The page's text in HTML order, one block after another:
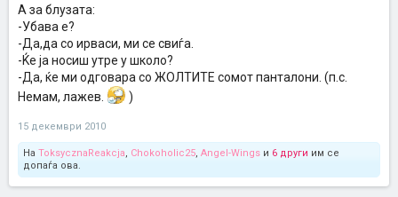
А за блузата:
-Убава е?
-Да,да со ирваси, ми се свиѓа.
-Ќе ја носиш утре у школо?
-Да, ќе ми одговара со ЖОЛТИТЕ сомот панталони. (п.с.
Немам, лажев.
)
15 декември 2010
На ToksycznaReakcja, Chokoholic25, Angel-Wings и 6 други им се
допаѓа ова.